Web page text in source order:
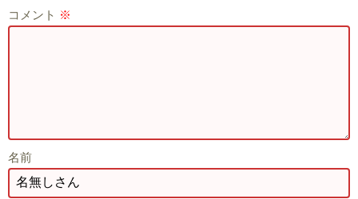
コメント ※
名前